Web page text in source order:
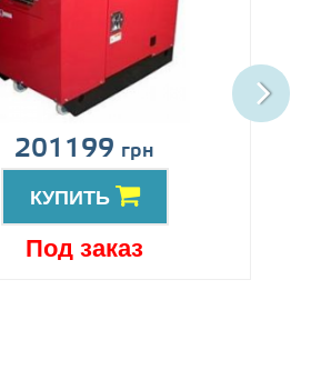
201199 грн
КУПИТЬ
Под заказ